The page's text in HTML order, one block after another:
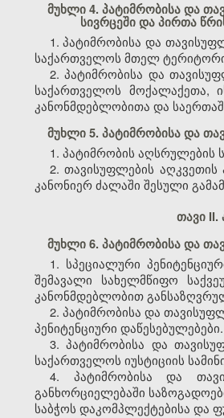
მუხლი 4. პატიმრობისა და
სივრცეში და პირთა
1. პატიმრობისა და
საქართველოს მთელ
2. პატიმრობისა და
საქართველოს მოქალაქეთა,
კანონმდებლობითა და
მუხლი 5. პატიმრობისა და
1. პატიმრობის აღსრულების
2. თავისუფლების
კანონიერ ძალაში შესული
თავი II.
მუხლი 6. პატიმრობისა და
1. სპეციალური
შემავალი სახელმწიფო
კანონმდებლობით
2. პატიმრობისა და
პენიტენციური დაწესებულებები.
3. პატიმრობისა და
საქართველოს იუსტიციის
4. პატიმრობისა და
განხორციელებაში
საბჭოს დაკომპლექტებისა და